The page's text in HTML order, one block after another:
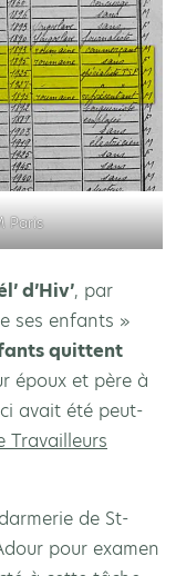
Paris
d’Hiv’, par
ses enfants »
quittent
époux et père à
avait été peut-
Travailleurs
de St-
pour examen